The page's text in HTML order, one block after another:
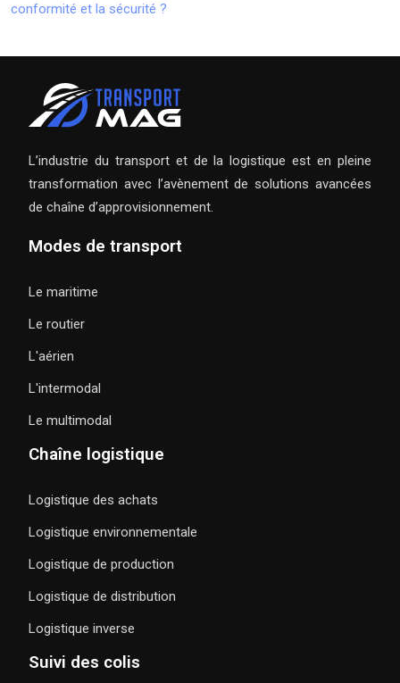
conformité et la sécurité ?
L’industrie du transport et de la logistique est en pleine
transformation avec l’avènement de solutions avancées
de chaîne d’approvisionnement.
Modes de transport
Le maritime
Le routier
L'aérien
L'intermodal
Le multimodal
Chaîne logistique
Logistique des achats
Logistique environnementale
Logistique de production
Logistique de distribution
Logistique inverse
Suivi des colis